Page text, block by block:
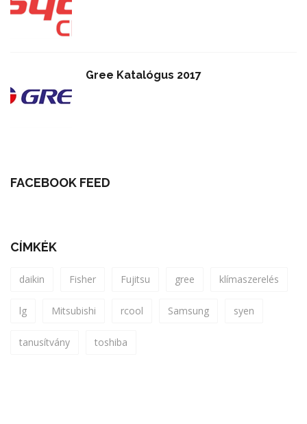
Gree Katalógus 2017
FACEBOOK FEED
CÍMKÉK
daikin Fisher Fujitsu gree klímaszerelés
lg Mitsubishi rcool Samsung syen
tanusítvány toshiba